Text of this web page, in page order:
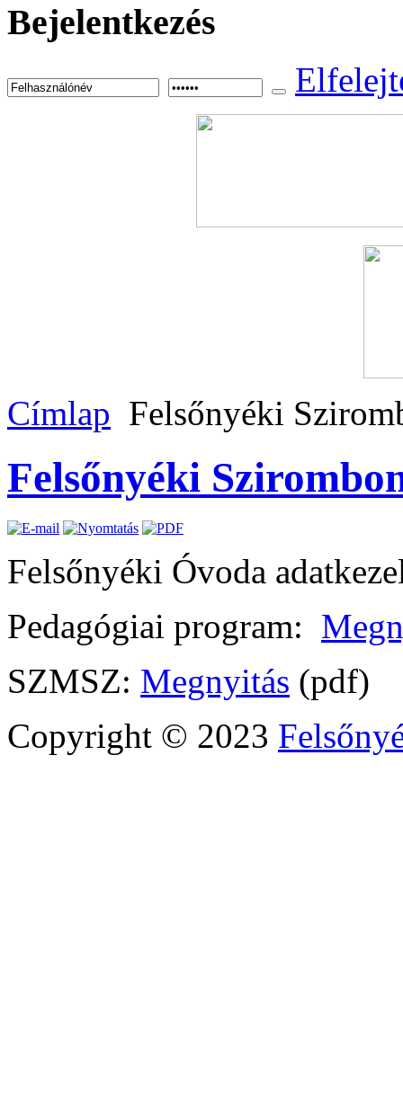
Bejelentkezés
Címlap Felsőnyéki
Felsőnyéki
Felsőnyéki Óvoda
Pedagógiai program:
SZMSZ: Megnyitás (pdf)
Copyright © 2023